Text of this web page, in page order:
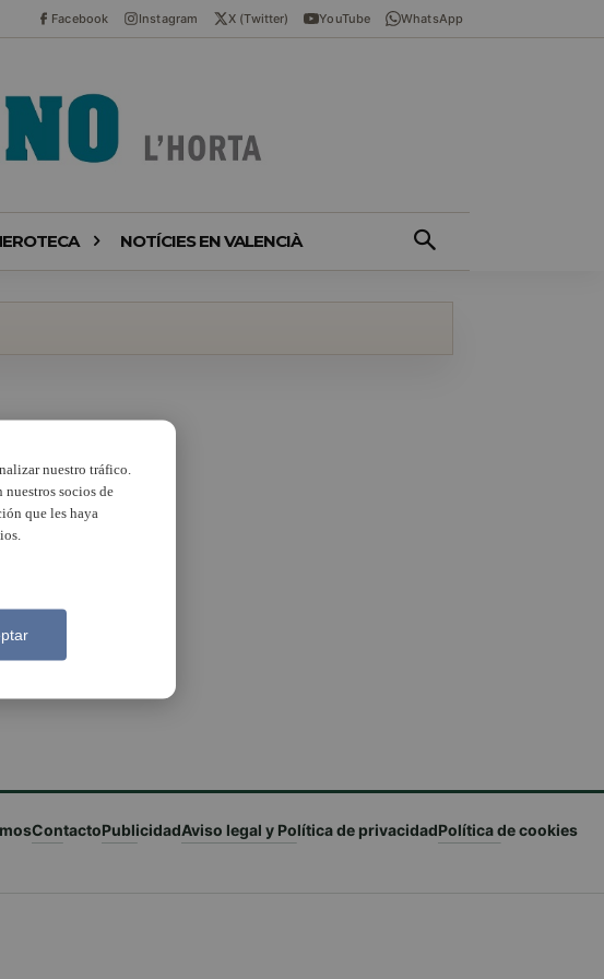
Facebook Instagram X (Twitter) YouTube WhatsApp
NOTÍCIES EN VALENCIÀ
ContactoPublicidadAviso legal y Política de privacidadPolítica de cookies
nuestro tráfico.
socios de
que les haya